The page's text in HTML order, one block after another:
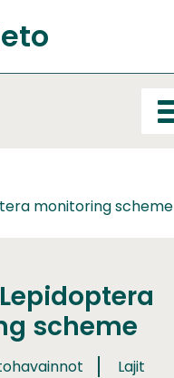
monitoring scheme
scheme
Lajit